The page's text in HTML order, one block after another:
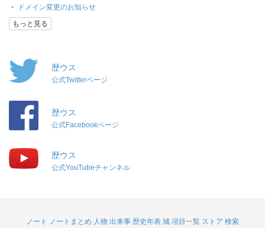
・
ドメイン変更のお知らせ
もっと見る
歴ウス
公式Twitterページ
歴ウス
公式Facebookページ
歴ウス
公式YouTubeチャンネル
ノート ノートまとめ 人物 出来事 歴史年表 城 項目一覧 ストア 検索